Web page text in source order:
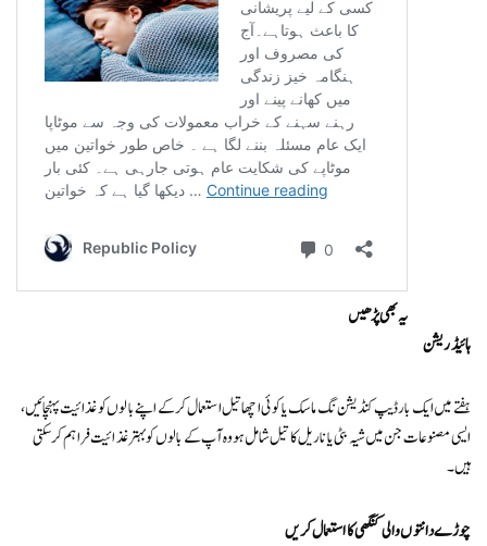
یہ بھی پڑھیں
ہائیڈریشن
ہفتے میں ایک بار ڈیپ کنڈیشن نگ ماسک یا کوئی اچھا تیل استعمال کرکے اپنے بالوں کو غذائیت پہنچائیں،
ایسی مصنوعات جن میں شیہ بٹی یا ناریل کا تیل شامل ہو وہ آپ کے بالوں کو بہتر غذائیت فراہم کرسکتی
ہیں۔
چوڑے دانتوں والی کنگھی کا استعمال کریں